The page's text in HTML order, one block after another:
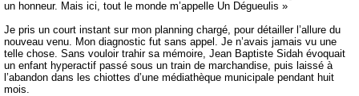
un honneur. Mais ici, tout le monde m’appelle Un Dégueulis »
Je pris un court instant sur mon planning chargé, pour détailler l’allure du
nouveau venu. Mon diagnostic fut sans appel. Je n’avais jamais vu une
telle chose. Sans vouloir trahir sa mémoire, Jean Baptiste Sidah évoquait
un enfant hyperactif passé sous un train de marchandise, puis laissé à
l’abandon dans les chiottes d’une médiathèque municipale pendant huit
mois.